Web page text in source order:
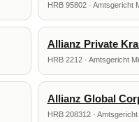
HRB 95802 · Amtsgericht
Allianz Private
HRB 2212 · Amtsgericht
Allianz Global
HRB 208312 ·